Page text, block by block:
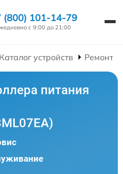
(800) 101-14-79
с 9:00 до 21:00
Каталог устройств Ремонт
питания